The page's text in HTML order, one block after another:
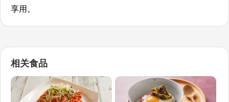
享用。
相关食品